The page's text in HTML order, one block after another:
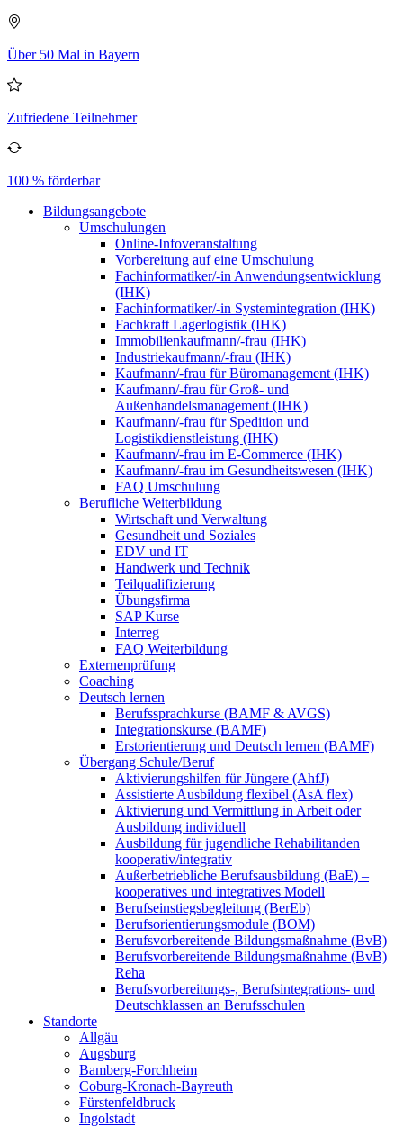
Über 50 Mal in Bayern
Zufriedene Teilnehmer
100 % förderbar
Bildungsangebote
Umschulungen
Online-Infoveranstaltung
Vorbereitung auf eine Umschulung
Fachinformatiker/-in Anwendungsentwicklung
(IHK)
Fachinformatiker/-in Systemintegration (IHK)
Fachkraft Lagerlogistik (IHK)
Immobilienkaufmann/-frau (IHK)
Industriekaufmann/-frau (IHK)
Kaufmann/-frau für Büromanagement (IHK)
Kaufmann/-frau für Groß- und
Außenhandelsmanagement (IHK)
Kaufmann/-frau für Spedition und
Logistikdienstleistung (IHK)
Kaufmann/-frau im E-Commerce (IHK)
Kaufmann/-frau im Gesundheitswesen (IHK)
FAQ Umschulung
Berufliche Weiterbildung
Wirtschaft und Verwaltung
Gesundheit und Soziales
EDV und IT
Handwerk und Technik
Teilqualifizierung
Übungsfirma
SAP Kurse
Interreg
FAQ Weiterbildung
Externenprüfung
Coaching
Deutsch lernen
Berufssprachkurse (BAMF & AVGS)
Integrationskurse (BAMF)
Erstorientierung und Deutsch lernen (BAMF)
Übergang Schule/Beruf
Aktivierungshilfen für Jüngere (AhfJ)
Assistierte Ausbildung flexibel (AsA flex)
Aktivierung und Vermittlung in Arbeit oder
Ausbildung individuell
Ausbildung für jugendliche Rehabilitanden
kooperativ/integrativ
Außerbetriebliche Berufsausbildung (BaE) –
kooperatives und integratives Modell
Berufseinstiegsbegleitung (BerEb)
Berufsorientierungsmodule (BOM)
Berufsvorbereitende Bildungsmaßnahme (BvB)
Berufsvorbereitende Bildungsmaßnahme (BvB)
Reha
Berufsvorbereitungs-, Berufsintegrations- und
Deutschklassen an Berufsschulen
Standorte
Allgäu
Augsburg
Bamberg-Forchheim
Coburg-Kronach-Bayreuth
Fürstenfeldbruck
Ingolstadt